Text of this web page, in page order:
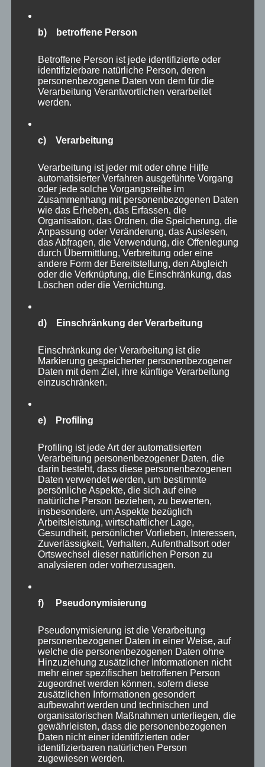
ISBN: 978-3754332481 / Verlag BoD Books on
Demand / 140 Seiten Taschenbuch mit 124 Bildern
/ Norderstedt 2021 / € 19,-
BoD Buchshop/ amazon
ISBN: 978-3755727507 / Verlag BoD Books on
Demand / 142 Seiten Taschenbuch mit 124 Bildern
/ Norderstedt 2021 / € 19,-
BoD Buchshop/amazon
b) betroffene Person
Betroffene Person ist jede identifizierte oder
identifizierbare natürliche Person, deren
personenbezogene Daten von dem für die
Verarbeitung Verantwortlichen verarbeitet
werden.
c) Verarbeitung
Verarbeitung ist jeder mit oder ohne Hilfe
automatisierter Verfahren ausgeführte Vorgang
oder jede solche Vorgangsreihe im
Zusammenhang mit personenbezogenen Daten
wie das Erheben, das Erfassen, die
Organisation, das Ordnen, die Speicherung, die
Anpassung oder Veränderung, das Auslesen,
das Abfragen, die Verwendung, die Offenlegung
durch Übermittlung, Verbreitung oder eine
andere Form der Bereitstellung, den Abgleich
oder die Verknüpfung, die Einschränkung, das
Löschen oder die Vernichtung.
d) Einschränkung der Verarbeitung
Einschränkung der Verarbeitung ist die
Markierung gespeicherter personenbezogener
Daten mit dem Ziel, ihre künftige Verarbeitung
einzuschränken.
e) Profiling
Profiling ist jede Art der automatisierten
Verarbeitung personenbezogener Daten, die
darin besteht, dass diese personenbezogenen
Daten verwendet werden, um bestimmte
persönliche Aspekte, die sich auf eine
natürliche Person beziehen, zu bewerten,
insbesondere, um Aspekte bezüglich
Arbeitsleistung, wirtschaftlicher Lage,
Gesundheit, persönlicher Vorlieben, Interessen,
Zuverlässigkeit, Verhalten, Aufenthaltsort oder
Ortswechsel dieser natürlichen Person zu
analysieren oder vorherzusagen.
f) Pseudonymisierung
Pseudonymisierung ist die Verarbeitung
personenbezogener Daten in einer Weise, auf
welche die personenbezogenen Daten ohne
Hinzuziehung zusätzlicher Informationen nicht
mehr einer spezifischen betroffenen Person
zugeordnet werden können, sofern diese
zusätzlichen Informationen gesondert
aufbewahrt werden und technischen und
organisatorischen Maßnahmen unterliegen, die
gewährleisten, dass die personenbezogenen
Daten nicht einer identifizierten oder
identifizierbaren natürlichen Person
zugewiesen werden.